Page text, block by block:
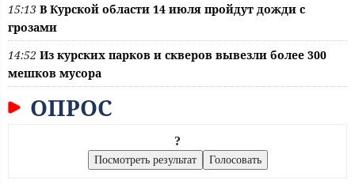
15:13 В Курской области 14 июля пройдут дожди с
грозами
14:52 Из курских парков и скверов вывезли более 300
мешков мусора
ОПРОС
?